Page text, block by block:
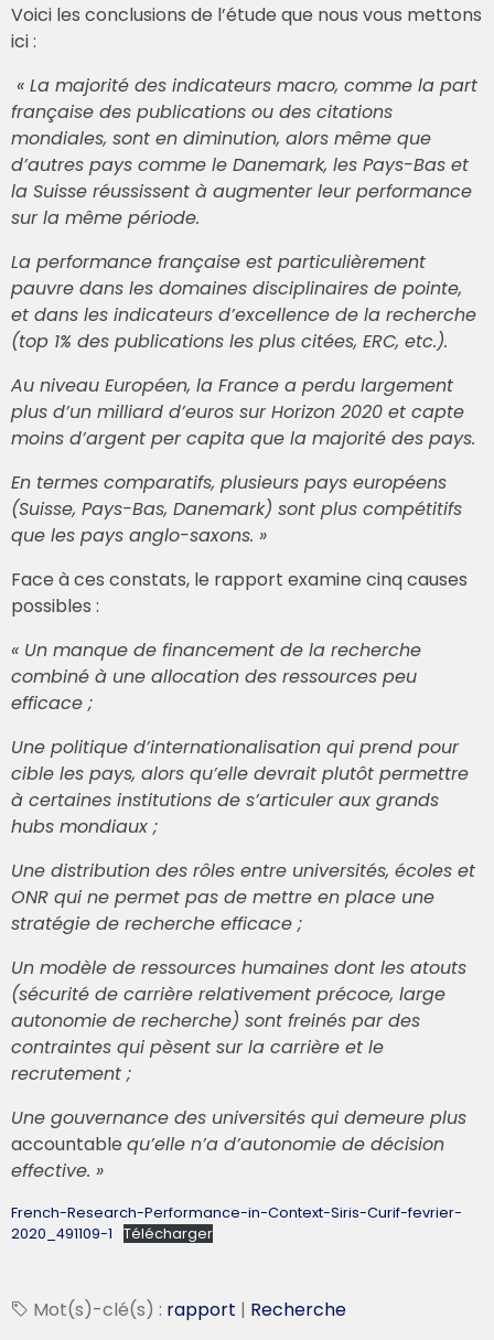
Voici les conclusions de l’étude que nous vous mettons
ici :
« La majorité des indicateurs macro, comme la part
française des publications ou des citations
mondiales, sont en diminution, alors même que
d’autres pays comme le Danemark, les Pays-Bas et
la Suisse réussissent à augmenter leur performance
sur la même période.
La performance française est particulièrement
pauvre dans les domaines disciplinaires de pointe,
et dans les indicateurs d’excellence de la recherche
(top 1% des publications les plus citées, ERC, etc.).
Au niveau Européen, la France a perdu largement
plus d’un milliard d’euros sur Horizon 2020 et capte
moins d’argent per capita que la majorité des pays.
En termes comparatifs, plusieurs pays européens
(Suisse, Pays-Bas, Danemark) sont plus compétitifs
que les pays anglo-saxons. »
Face à ces constats, le rapport examine cinq causes
possibles :
« Un manque de financement de la recherche
combiné à une allocation des ressources peu
efficace ;
Une politique d’internationalisation qui prend pour
cible les pays, alors qu’elle devrait plutôt permettre
à certaines institutions de s’articuler aux grands
hubs mondiaux ;
Une distribution des rôles entre universités, écoles et
ONR qui ne permet pas de mettre en place une
stratégie de recherche efficace ;
Un modèle de ressources humaines dont les atouts
(sécurité de carrière relativement précoce, large
autonomie de recherche) sont freinés par des
contraintes qui pèsent sur la carrière et le
recrutement ;
Une gouvernance des universités qui demeure plus
accountable qu’elle n’a d’autonomie de décision
effective. »
French-Research-Performance-in-Context-Siris-Curif-fevrier-
2020_491109-1
Télécharger
Mot(s)-clé(s) : rapport | Recherche